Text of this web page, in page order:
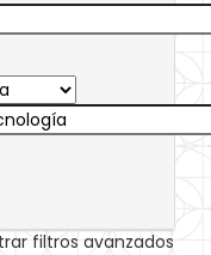
filtros avanzados